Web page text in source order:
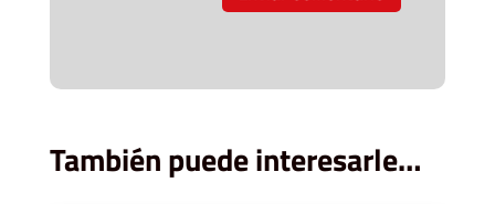
También puede interesarle…